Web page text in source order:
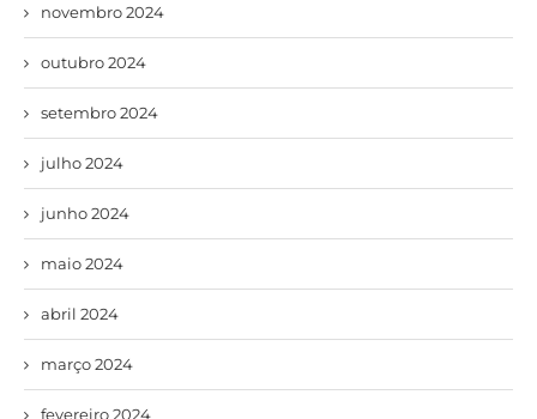
novembro 2024
outubro 2024
setembro 2024
julho 2024
junho 2024
maio 2024
abril 2024
março 2024
fevereiro 2024